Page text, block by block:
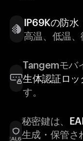
IP69Kの防水
高温、低温、
Tangemモバ
生体認証ロッ
す。
秘密鍵は、
生成・保管さ